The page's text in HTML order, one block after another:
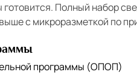
Полный набор
с микроразметкой по
программы (ОПОП)